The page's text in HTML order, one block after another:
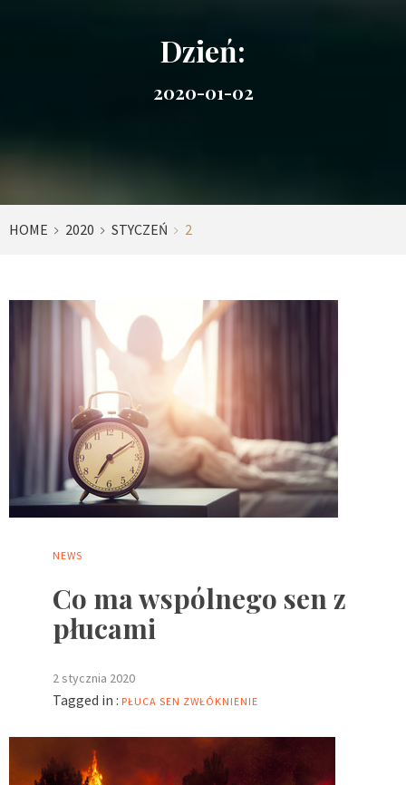
Dzień:
2020-01-02
HOME 2020 STYCZEŃ 2
NEWS
Co ma wspólnego sen z
płucami
2 stycznia 2020
Tagged in : PŁUCA SEN ZWŁÓKNIENIE